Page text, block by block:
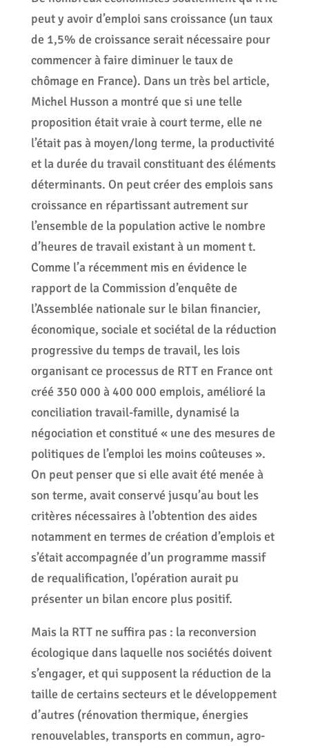
peut y avoir d’emploi sans croissance (un taux
de 1,5% de croissance serait nécessaire pour
commencer à faire diminuer le taux de
chômage en France). Dans un très bel article,
Michel Husson a montré que si une telle
proposition était vraie à court terme, elle ne
l’était pas à moyen/long terme, la productivité
et la durée du travail constituant des éléments
déterminants. On peut créer des emplois sans
croissance en répartissant autrement sur
l’ensemble de la population active le nombre
d’heures de travail existant à un moment t.
Comme l’a récemment mis en évidence le
rapport de la Commission d’enquête de
l’Assemblée nationale sur le bilan financier,
économique, sociale et sociétal de la réduction
progressive du temps de travail, les lois
organisant ce processus de RTT en France ont
créé 350 000 à 400 000 emplois, amélioré la
conciliation travail-famille, dynamisé la
négociation et constitué « une des mesures de
politiques de l’emploi les moins coûteuses ».
On peut penser que si elle avait été menée à
son terme, avait conservé jusqu’au bout les
critères nécessaires à l’obtention des aides
notamment en termes de création d’emplois et
s’était accompagnée d’un programme massif
de requalification, l’opération aurait pu
présenter un bilan encore plus positif.
Mais la RTT ne suffira pas : la reconversion
écologique dans laquelle nos sociétés doivent
s’engager, et qui supposent la réduction de la
taille de certains secteurs et le développement
d’autres (rénovation thermique, énergies
renouvelables, transports en commun, agro-